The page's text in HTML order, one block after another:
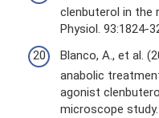
clenbuterol in the
Physiol. 93:1824-
Blanco, A., et al.
anabolic
agonist
microscope